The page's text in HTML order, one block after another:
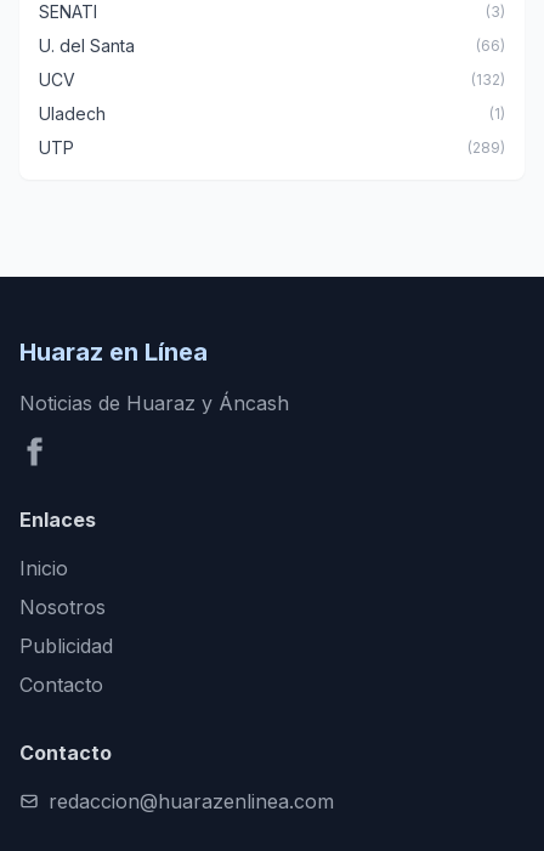
SENATI (3)
U. del Santa (66)
UCV (132)
Uladech (1)
UTP (289)
Huaraz en Línea
Noticias de Huaraz y Áncash
Enlaces
Inicio
Nosotros
Publicidad
Contacto
Contacto
redaccion@huarazenlinea.com